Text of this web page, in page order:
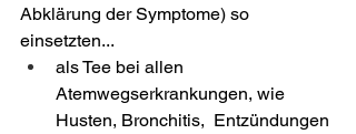
Abklärung der Symptome) so
einsetzten...
als Tee bei allen
Atemwegserkrankungen, wie
Husten, Bronchitis,  Entzündungen